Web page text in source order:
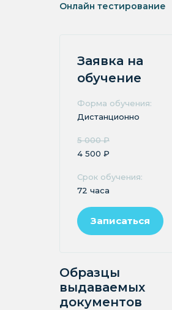
Онлайн тестирование
Заявка на
обучение
Форма обучения:
Дистанционно
5 000 ₽
4 500 ₽
Срок обучения:
72 часа
Записаться
Образцы
выдаваемых
документов